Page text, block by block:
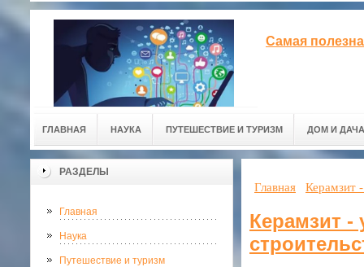
Самая
ГЛАВНАЯ НАУКА ПУТЕШЕСТВИЕ И ТУРИЗМ ДОМ И ДАЧА
РАЗДЕЛЫ
Главная
Наука
Путешествие и туризм
Главная Керамзит
Керамзит